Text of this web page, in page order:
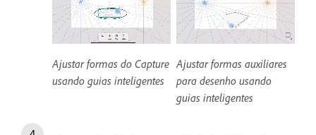
Ajustar formas do Capture
usando guias inteligentes
Ajustar formas auxiliares
para desenho usando
guias inteligentes